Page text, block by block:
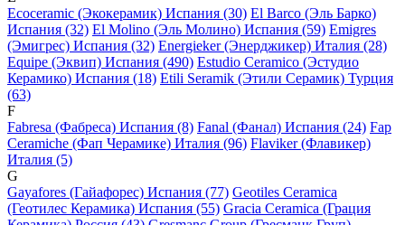
Ecoceramic (Экокерамик) Испания (30) El Barco (Эль Барко)
Испания (32) El Molino (Эль Молино) Испания (59) Emigres
(Эмигрес) Испания (32) Energieker (Энерджикер) Италия (28)
Equipe (Эквип) Испания (490) Estudio Ceramico (Эстудио
Керамико) Испания (18) Etili Seramik (Этили Серамик) Турция
(63)
F
Fabresa (Фабреса) Испания (8) Fanal (Фанал) Испания (24) Fap
Ceramiche (Фап Черамике) Италия (96) Flaviker (Флавикер)
Италия (5)
G
Gayafores (Гайафорес) Испания (77) Geotiles Ceramica
(Геотилес Керамика) Испания (55) Gracia Ceramica (Грация